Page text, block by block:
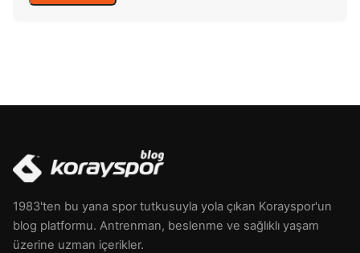
1983'ten bu yana spor tutkusuyla yola çıkan Korayspor'un
blog platformu. Antrenman, beslenme ve sağlıklı yaşam
üzerine uzman içerikler.